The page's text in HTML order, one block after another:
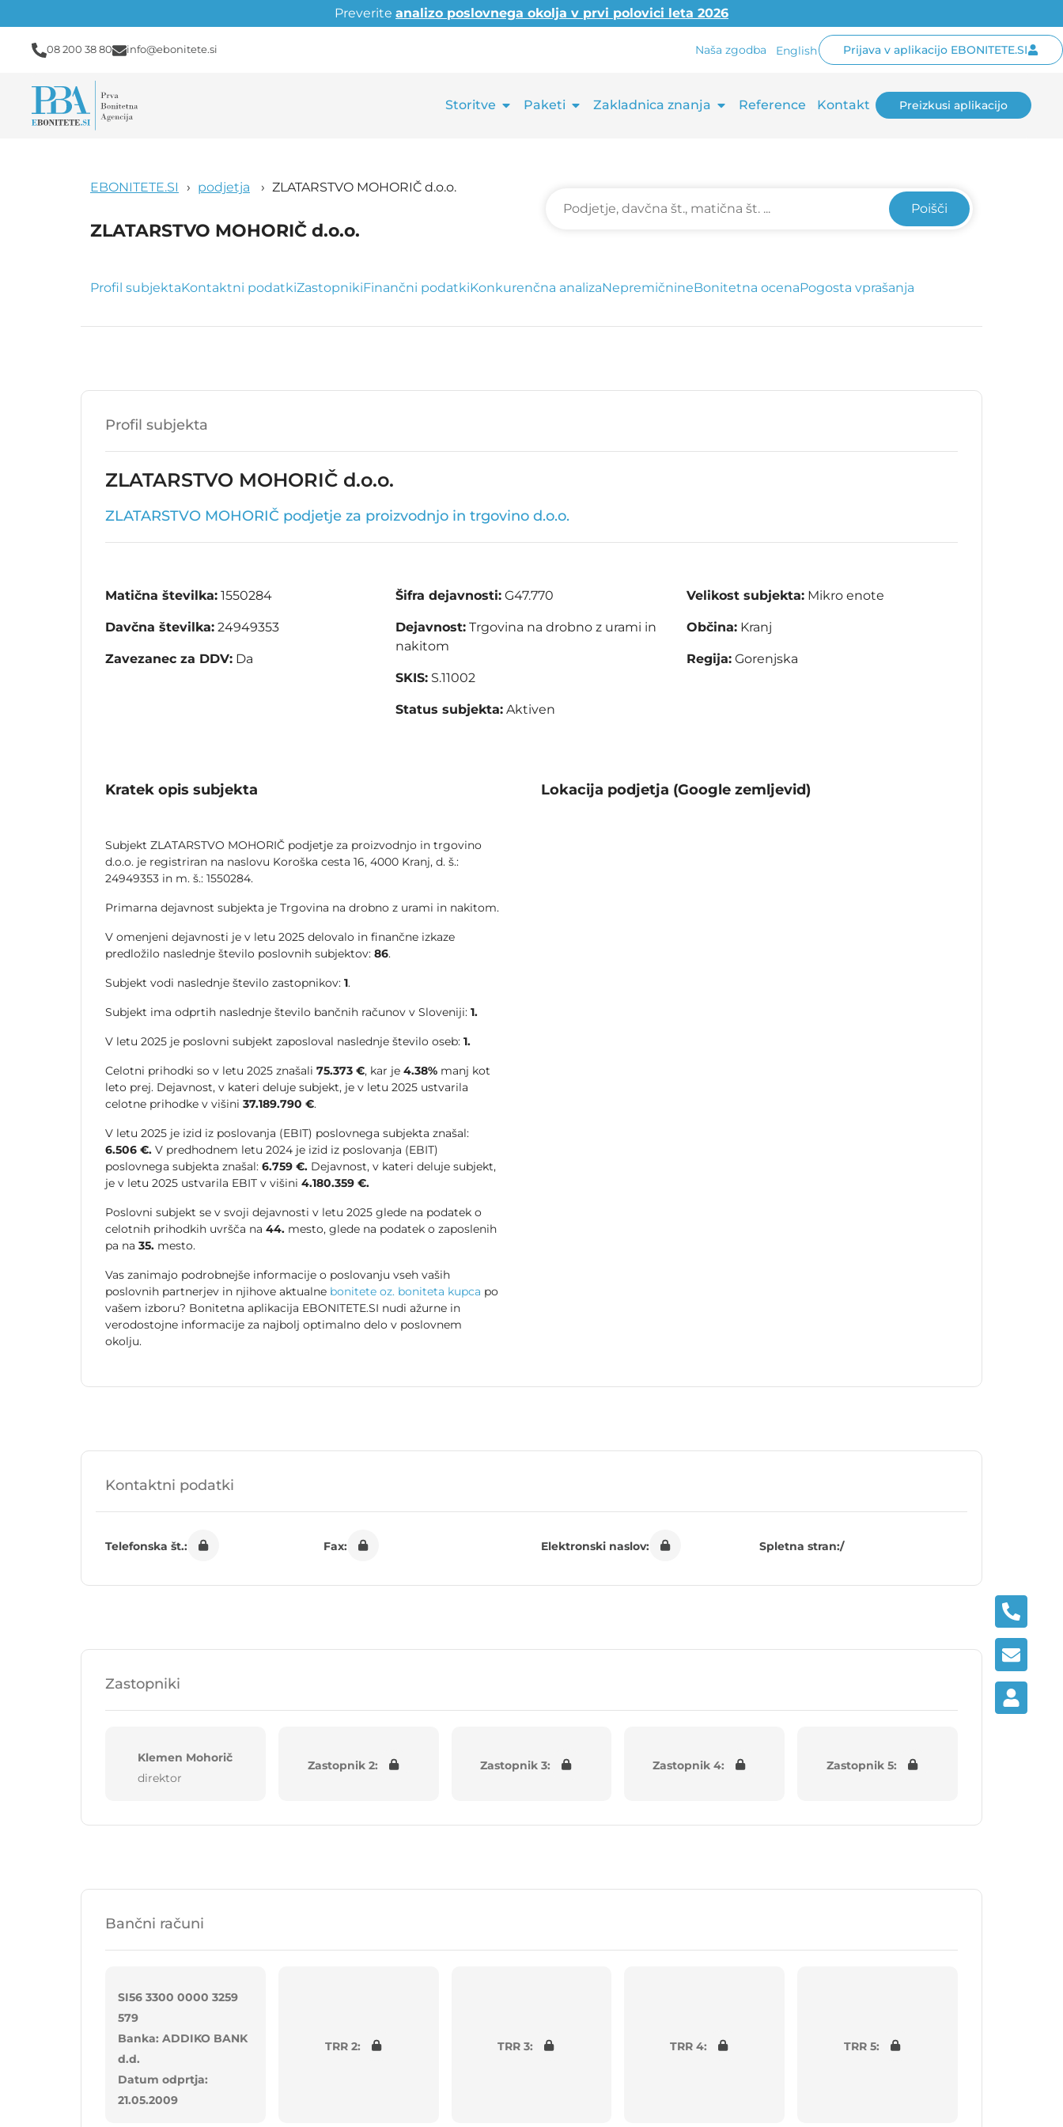
Preverite analizo poslovnega okolja v prvi polovici leta 2026
08 200 38 80 info@ebonitete.si Naša zgodba English Prijava v aplikacijo EBONITETE.SI
Storitve Paketi Zakladnica znanja Reference Kontakt Preizkusi aplikacijo
EBONITETE.SI podjetja ZLATARSTVO MOHORIČ d.o.o.
ZLATARSTVO MOHORIČ d.o.o.
Poišči
Profil subjektaKontaktni podatkiZastopnikiFinančni podatkiKonkurenčna analizaNepremičnineBonitetna ocenaPogosta vprašanja
Profil subjekta
ZLATARSTVO MOHORIČ d.o.o.
ZLATARSTVO MOHORIČ podjetje za proizvodnjo in trgovino d.o.o.
Matična številka: 1550284
Davčna številka: 24949353
Zavezanec za DDV: Da
Šifra dejavnosti: G47.770
Dejavnost: Trgovina na drobno z urami in
nakitom
SKIS: S.11002
Status subjekta: Aktiven
Velikost subjekta:Mikro enote
Občina:Kranj
Regija:Gorenjska
Kratek opis subjekta
Subjekt ZLATARSTVO MOHORIČ podjetje za proizvodnjo in trgovino
d.o.o. je registriran na naslovu Koroška cesta 16, 4000 Kranj, d. š.:
24949353 in m. š.: 1550284.
Primarna dejavnost subjekta je Trgovina na drobno z urami in nakitom.
V omenjeni dejavnosti je v letu 2025 delovalo in finančne izkaze
predložilo naslednje število poslovnih subjektov: 86.
Subjekt vodi naslednje število zastopnikov: 1.
Subjekt ima odprtih naslednje število bančnih računov v Sloveniji: 1.
V letu 2025 je poslovni subjekt zaposloval naslednje število oseb: 1.
Celotni prihodki so v letu 2025 znašali 75.373 €, kar je 4.38% manj kot
leto prej. Dejavnost, v kateri deluje subjekt, je v letu 2025 ustvarila
celotne prihodke v višini 37.189.790 €.
V letu 2025 je izid iz poslovanja (EBIT) poslovnega subjekta znašal:
6.506 €. V predhodnem letu 2024 je izid iz poslovanja (EBIT)
poslovnega subjekta znašal: 6.759 €. Dejavnost, v kateri deluje subjekt,
je v letu 2025 ustvarila EBIT v višini 4.180.359 €.
Poslovni subjekt se v svoji dejavnosti v letu 2025 glede na podatek o
celotnih prihodkih uvršča na 44. mesto, glede na podatek o zaposlenih
pa na 35. mesto.
Vas zanimajo podrobnejše informacije o poslovanju vseh vaših
poslovnih partnerjev in njihove aktualne bonitete oz. boniteta kupca po
vašem izboru? Bonitetna aplikacija EBONITETE.SI nudi ažurne in
verodostojne informacije za najbolj optimalno delo v poslovnem
okolju.
Lokacija podjetja (Google zemljevid)
Kontaktni podatki
Telefonska št.: Fax: Elektronski naslov: Spletna stran:/
Zastopniki
Klemen Mohorič
direktor
Zastopnik 2: Zastopnik 3: Zastopnik 4: Zastopnik 5:
Bančni računi
SI56 3300 0000 3259
579
Banka: ADDIKO BANK
d.d.
Datum odprtja:
21.05.2009
TRR 2: TRR 3: TRR 4: TRR 5: